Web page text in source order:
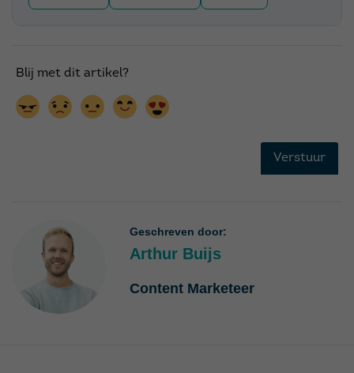
Geschreven door:
Arthur Buijs
Content Marketeer